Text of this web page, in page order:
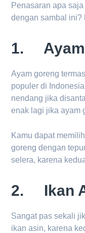
Penasaran apa
dengan sambal ini?
1. Ayam
Ayam goreng
populer di
nendang jika
enak lagi jika ayam
Kamu dapat
goreng dengan
selera, karena
2. Ikan
Sangat pas sekali
ikan asin, karena